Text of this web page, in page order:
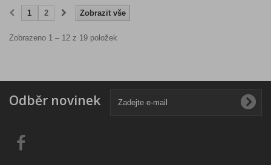
Zobrazit vše
1 2
Zobrazeno 1 – 12 z 19 položek
Odběr novinek